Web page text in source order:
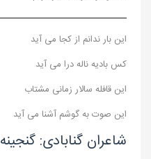
این بار ندانم از کجا می آید
کس بادیه ناله درا می آید
این قافله سالار زمانی مشتاب
این صوت به گوشم آشنا می آید
شاعران گنابادی: